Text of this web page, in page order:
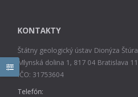
KONTAKTY
Štátny geologický ústav Dionýza Štúra
Mlynská dolina 1, 817 04 Bratislava 11
IČO: 31753604
Telefón: